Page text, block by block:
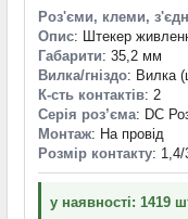
Роз'єми, клеми,
Опис: Штекер
Габарити: 35,2 мм
Вилка/гніздо: Вилка
К-сть контактів: 2
Серія роз’єма: DC
Монтаж: На провід
Розмір контакту:
у наявності: 1419